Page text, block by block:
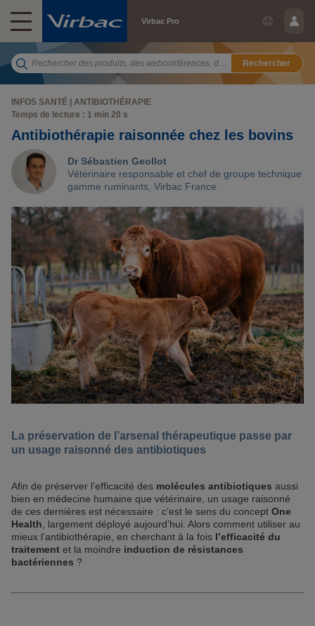
Virbac Pro
Rechercher
INFOS SANTÉ | ANTIBIOTHÉRAPIE
Temps de lecture : 1 min 20 s
Antibiothérapie raisonnée chez les bovins
Dr Sébastien Geollot
Vétérinaire responsable et chef de groupe technique
gamme ruminants, Virbac France
La préservation de l’arsenal thérapeutique passe par
un usage raisonné des antibiotiques
Afin de préserver l’efficacité des molécules antibiotiques aussi
bien en médecine humaine que vétérinaire, un usage raisonné
de ces dernières est nécessaire : c’est le sens du concept One
Health , largement déployé aujourd’hui. Alors comment utiliser au
mieux l’antibiothérapie, en cherchant à la fois l’efficacité du
traitement et la moindre induction de résistances
bactériennes ?